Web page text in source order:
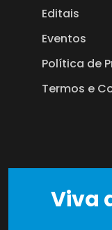
Editais
Eventos
Política de
Termos e
Viva